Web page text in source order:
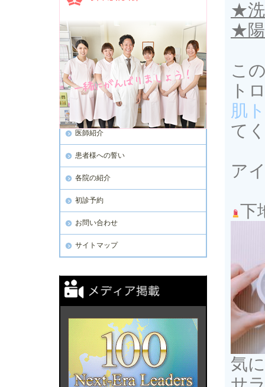
★洗
★陽
こ
ト
肌
て
ア
下
気
採用情報
医師紹介
患者様への誓い
各院の紹介
初診予約
お問い合わせ
サイトマップ